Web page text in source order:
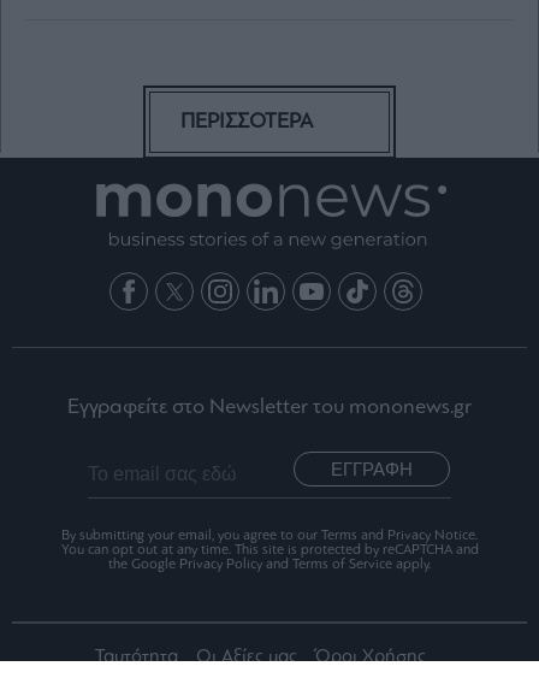
ΠΕΡΙΣΣΟΤΕΡΑ
Εγγραφείτε στο Newsletter του mononews.gr
ΕΓΓΡΑΦΗ
By submitting your email, you agree to our Terms and Privacy Notice.
You can opt out at any time. This site is protected by reCAPTCHA and
the Google Privacy Policy and Terms of Service apply.
Ταυτότητα Οι Αξίες μας Όροι Χρήσης